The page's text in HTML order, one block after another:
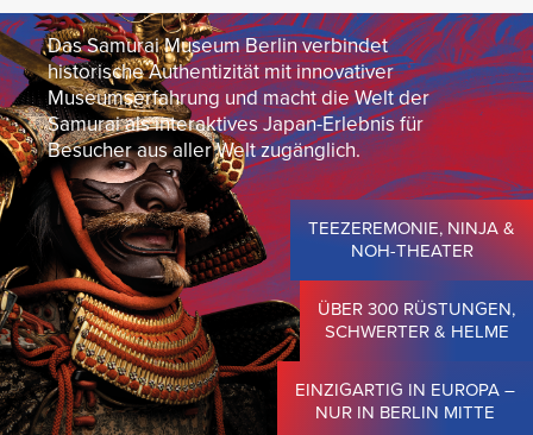
Das Samurai Museum Berlin verbindet
historische Authentizität mit innovativer
Museumserfahrung und macht die Welt der
Samurai als interaktives Japan-Erlebnis für
Besucher aus aller Welt zugänglich.
TEEZEREMONIE, NINJA &
NOH-THEATER
ÜBER 300 RÜSTUNGEN,
SCHWERTER & HELME
EINZIGARTIG IN EUROPA –
NUR IN BERLIN MITTE